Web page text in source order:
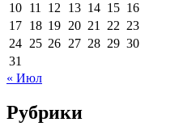
10 11 12 13 14 15 16
17 18 19 20 21 22 23
24 25 26 27 28 29 30
31
« Июл
Рубрики